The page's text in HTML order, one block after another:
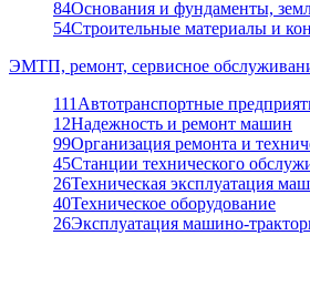
84Основания и фундаменты,
54Строительные материалы и
ЭМТП, ремонт, сервисное
111 Автотранспортные
12Надежность и ремонт машин
99Организация ремонта и
45Станции технического
26Техническая эксплуатация
40Техническое оборудование
26Эксплуатация машино-